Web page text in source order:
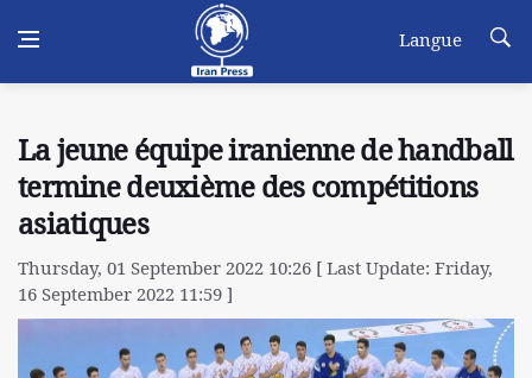
Langue
La jeune équipe iranienne de handball
termine deuxième des compétitions
asiatiques
Thursday, 01 September 2022 10:26 [ Last Update: Friday,
16 September 2022 11:59 ]